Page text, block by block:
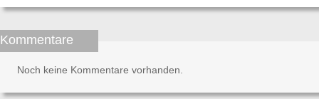
Kommentare
Noch keine Kommentare vorhanden.